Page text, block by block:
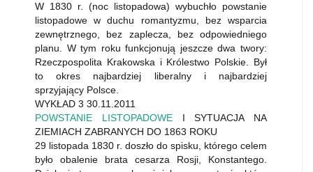
W 1830 r. (noc listopadowa) wybuchło powstanie
listopadowe w duchu romantyzmu, bez wsparcia
zewnętrznego, bez zaplecza, bez odpowiedniego
planu. W tym roku funkcjonują jeszcze dwa twory:
Rzeczpospolita Krakowska i Królestwo Polskie. Był
to okres najbardziej liberalny i najbardziej
sprzyjający Polsce.
WYKŁAD 3 30.11.2011
POWSTANIE LISTOPADOWEI SYTUACJA NA
ZIEMIACH ZABRANYCH DO 1863 ROKU
29 listopada 1830 r. doszło do spisku, którego celem
było obalenie brata cesarza Rosji, Konstantego.